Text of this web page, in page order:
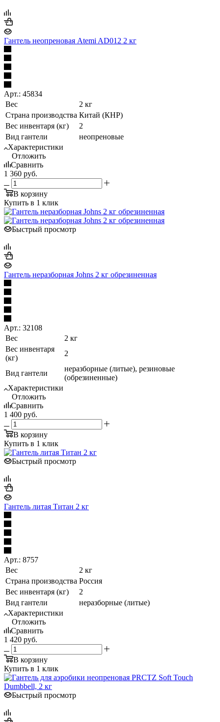
Гантель неопреновая Atemi AD012 2 кг
Арт.: 45834
Вес
2 кг
Страна производства Китай (КНР)
Вес инвентаря (кг)
2
Вид гантели
неопреновые
Характеристики
Отложить
Сравнить
1 360 руб.
В корзину
Купить в 1 клик
Быстрый просмотр
Гантель неразборная Johns 2 кг обрезиненная
Арт.: 32108
Вес
2 кг
Вес инвентаря
(кг)
2
Вид гантели
неразборные (литые), резиновые
(обрезиненные)
Характеристики
Отложить
Сравнить
1 400 руб.
В корзину
Купить в 1 клик
Быстрый просмотр
Гантель литая Титан 2 кг
Арт.: 8757
Вес
2 кг
Страна производства Россия
Вес инвентаря (кг)
2
Вид гантели
неразборные (литые)
Характеристики
Отложить
Сравнить
1 420 руб.
В корзину
Купить в 1 клик
Быстрый просмотр